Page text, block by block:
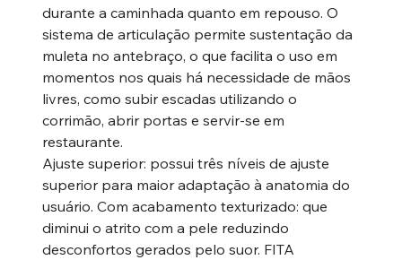
durante a caminhada quanto em repouso. O
sistema de articulação permite sustentação da
muleta no antebraço, o que facilita o uso em
momentos nos quais há necessidade de mãos
livres, como subir escadas utilizando o
corrimão, abrir portas e servir-se em
restaurante.
Ajuste superior: possui três níveis de ajuste
superior para maior adaptação à anatomia do
usuário. Com acabamento texturizado: que
diminui o atrito com a pele reduzindo
desconfortos gerados pelo suor. FITA